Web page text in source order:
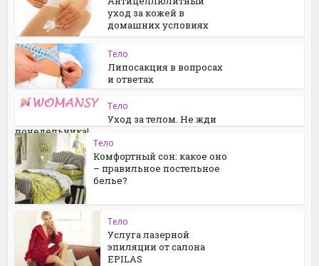
уход за кожей в
домашних условиях
Тело
Липосакция в вопросах
и ответах
Тело
Уход за телом. Не жди
понедельника!
Тело
Комфортный сон: какое оно
– правильное постельное
белье?
Тело
Услуга лазерной
эпиляции от салона
EPILAS